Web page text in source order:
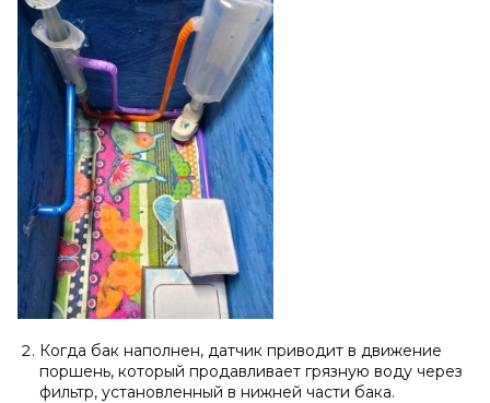
Когда бак наполнен, датчик приводит в движение
поршень, который продавливает грязную воду через
фильтр, установленный в нижней части бака.